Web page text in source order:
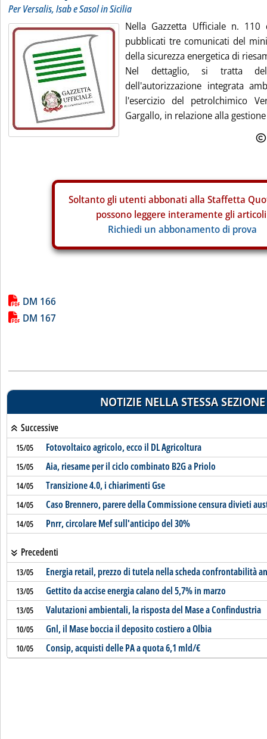
Per Versalis, Isab e Sasol in Sicilia
Nella Gazzetta Ufficiale n.
pubblicati tre comunicati del
della sicurezza energetica di
Nel dettaglio, si tratta del
dell'autorizzazione integrata
l'esercizio del petrolchimico
Gargallo, in relazione alla
Soltanto gli utenti abbonati alla Staffetta
possono leggere interamente gli
Richiedi un abbonamento di prova
Lista allegati PDF alla notizia
DM 166
DM 167
NOTIZIE NELLA STESSA SEZIONE
Successive
15/05 Fotovoltaico agricolo, ecco il DL Agricoltura
15/05 Aia, riesame per il ciclo combinato B2G a Priolo
14/05 Transizione 4.0, i chiarimenti Gse
14/05 Caso Brennero, parere della Commissione censura divieti
14/05 Pnrr, circolare Mef sull'anticipo del 30%
Precedenti
13/05 Energia retail, prezzo di tutela nella scheda confrontabilità
13/05 Gettito da accise energia calano del 5,7% in marzo
13/05 Valutazioni ambientali, la risposta del Mase a Confindustria
10/05 Gnl, il Mase boccia il deposito costiero a Olbia
10/05 Consip, acquisti delle PA a quota 6,1 mld/€